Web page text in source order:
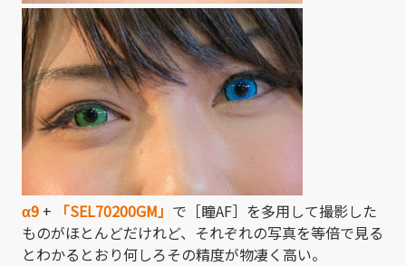
α9 + 「SEL70200GM」 で［瞳AF］を多用して撮影した
ものがほとんどだけれど、それぞれの写真を等倍で見る
とわかるとおり何しろその精度が物凄く高い。